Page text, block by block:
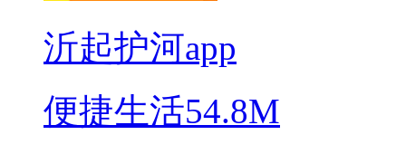
沂起护河app
便捷生活54.8M